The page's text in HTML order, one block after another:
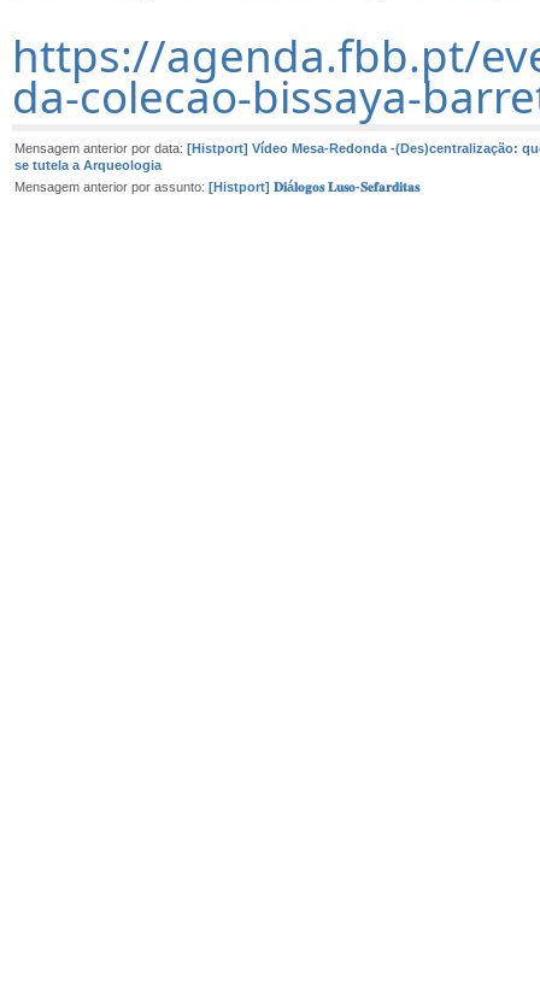
https://agenda.fbb.pt/
da-colecao-bissaya-
Mensagem anterior por data: [Histport] Vídeo Mesa-Redonda -(Des)centralização:
se tutela a Arqueologia
Mensagem anterior por assunto: [Histport] 𝐃𝐢á𝐥𝐨𝐠𝐨𝐬 𝐋𝐮𝐬𝐨-𝐒𝐞𝐟𝐚𝐫𝐝𝐢𝐭𝐚𝐬